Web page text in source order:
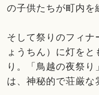
の子供たちが町内を
そして祭りのフィナ
ょうちん）に灯を
り。「鳥越の夜祭
は、神秘的で荘厳な